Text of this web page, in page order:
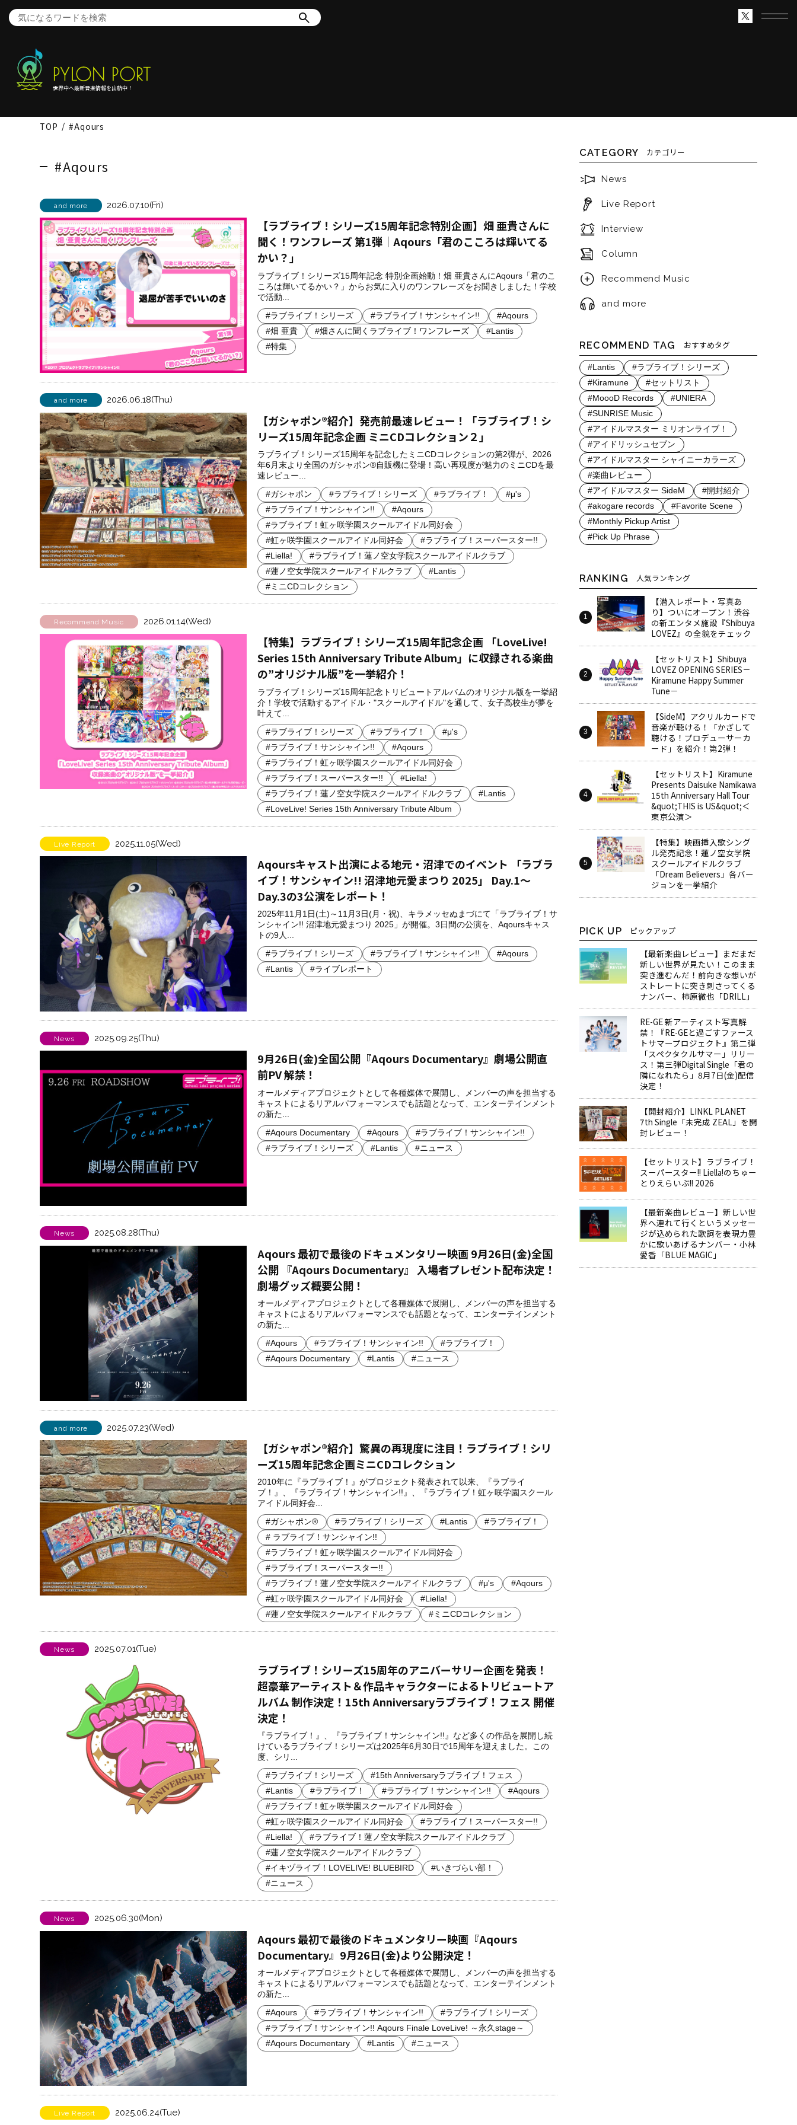
世界中へ最新音楽情報を出航中！
TOP #Aqours
#Aqours
and more 2026.07.10(Fri)
【ラブライブ！シリーズ15周年記念特別企画】畑 亜貴さんに
聞く！ワンフレーズ 第1弾｜Aqours「君のこころは輝いてる
かい？」
ラブライブ！シリーズ15周年記念 特別企画始動！畑 亜貴さんにAqours「君のこ
ころは輝いてるかい？」からお気に入りのワンフレーズをお聞きしました！学校
で活動...
#ラブライブ！シリーズ #ラブライブ！サンシャイン!!
#Aqours
#畑 亜貴
#畑さんに聞くラブライブ！ワンフレーズ
#Lantis
#特集
and more 2026.06.18(Thu)
【ガシャポン®紹介】発売前最速レビュー！「ラブライブ！シ
リーズ15周年記念企画 ミニCDコレクション２」
ラブライブ！シリーズ15周年を記念したミニCDコレクションの第2弾が、2026
年6月末より全国のガシャポン®自販機に登場！高い再現度が魅力のミニCDを最
速レビュー...
#ガシャポン #ラブライブ！シリーズ #ラブライブ！
#μ's
#ラブライブ！サンシャイン!!
#Aqours
#ラブライブ！虹ヶ咲学園スクールアイドル同好会
#虹ヶ咲学園スクールアイドル同好会
#ラブライブ！スーパースター!!
#Liella!
#ラブライブ！蓮ノ空女学院スクールアイドルクラブ
#蓮ノ空女学院スクールアイドルクラブ
#Lantis
#ミニCDコレクション
Recommend Music 2026.01.14(Wed)
【特集】ラブライブ！シリーズ15周年記念企画 「LoveLive!
Series 15th Anniversary Tribute Album」に収録される楽曲
の”オリジナル版”を一挙紹介！
ラブライブ！シリーズ15周年記念トリビュートアルバムのオリジナル版を一挙紹
介！学校で活動するアイドル・"スクールアイドル"を通して、女子高校生が夢を
叶えて...
#ラブライブ！シリーズ #ラブライブ！
#μ's
#ラブライブ！サンシャイン!!
#Aqours
#ラブライブ！虹ヶ咲学園スクールアイドル同好会
#ラブライブ！スーパースター!!
#Liella!
#ラブライブ！蓮ノ空女学院スクールアイドルクラブ
#Lantis
#LoveLive! Series 15th Anniversary Tribute Album
Live Report 2025.11.05(Wed)
Aqoursキャスト出演による地元・沼津でのイベント 「ラブラ
イブ！サンシャイン!! 沼津地元愛まつり 2025」 Day.1～
Day.3の3公演をレポート！
2025年11月1日(土)～11月3日(月・祝)、キラメッセぬまづにて「ラブライブ！サ
ンシャイン!! 沼津地元愛まつり 2025」が開催。3日間の公演を、Aqoursキャス
トの9人...
#ラブライブ！シリーズ #ラブライブ！サンシャイン!!
#Aqours
#Lantis
#ライブレポート
News 2025.09.25(Thu)
9月26日(金)全国公開『Aqours Documentary』劇場公開直
前PV 解禁！
オールメディアプロジェクトとして各種媒体で展開し、メンバーの声を担当する
キャストによるリアルパフォーマンスでも話題となって、エンターテインメント
の新た...
#Aqours Documentary #Aqours
#ラブライブ！サンシャイン!!
#ラブライブ！シリーズ
#Lantis #ニュース
News 2025.08.28(Thu)
Aqours 最初で最後のドキュメンタリー映画 9月26日(金)全国
公開 『Aqours Documentary』 入場者プレゼント配布決定！
劇場グッズ概要公開！
オールメディアプロジェクトとして各種媒体で展開し、メンバーの声を担当する
キャストによるリアルパフォーマンスでも話題となって、エンターテインメント
の新た...
#Aqours #ラブライブ！サンシャイン!!
#ラブライブ！
#Aqours Documentary
#Lantis #ニュース
and more 2025.07.23(Wed)
【ガシャポン®紹介】驚異の再現度に注目！ラブライブ！シリ
ーズ15周年記念企画ミニCDコレクション
2010年に『ラブライブ！』がプロジェクト発表されて以来、『ラブライ
ブ！』、『ラブライブ！サンシャイン!!』、『ラブライブ！虹ヶ咲学園スクール
アイドル同好会...
#ガシャポン® #ラブライブ！シリーズ #Lantis
#ラブライブ！
# ラブライブ！サンシャイン!!
#ラブライブ！虹ヶ咲学園スクールアイドル同好会
#ラブライブ！スーパースター!!
#ラブライブ！蓮ノ空女学院スクールアイドルクラブ
#μ's
#Aqours
#虹ヶ咲学園スクールアイドル同好会
#Liella!
#蓮ノ空女学院スクールアイドルクラブ
#ミニCDコレクション
News 2025.07.01(Tue)
ラブライブ！シリーズ15周年のアニバーサリー企画を発表！
超豪華アーティスト＆作品キャラクターによるトリビュートア
ルバム 制作決定！15th Anniversaryラブライブ！フェス 開催
決定！
『ラブライブ！』、『ラブライブ！サンシャイン!!』など多くの作品を展開し続
けているラブライブ！シリーズは2025年6月30日で15周年を迎えました。この
度、シリ...
#ラブライブ！シリーズ
#15th Anniversaryラブライブ！フェス
#Lantis
#ラブライブ！ #ラブライブ！サンシャイン!!
#Aqours
#ラブライブ！虹ヶ咲学園スクールアイドル同好会
#虹ヶ咲学園スクールアイドル同好会
#ラブライブ！スーパースター!!
#Liella!
#ラブライブ！蓮ノ空女学院スクールアイドルクラブ
#蓮ノ空女学院スクールアイドルクラブ
#イキヅライブ！LOVELIVE! BLUEBIRD
#いきづらい部！
#ニュース
News 2025.06.30(Mon)
Aqours 最初で最後のドキュメンタリー映画『Aqours
Documentary』9月26日(金)より公開決定！
オールメディアプロジェクトとして各種媒体で展開し、メンバーの声を担当する
キャストによるリアルパフォーマンスでも話題となって、エンターテインメント
の新た...
#Aqours #ラブライブ！サンシャイン!!
#ラブライブ！シリーズ
#ラブライブ！サンシャイン!! Aqours Finale LoveLive! ～永久stage～
#Aqours Documentary
#Lantis #ニュース
Live Report 2025.06.24(Tue)
CATEGORY カテゴリー
News
Live Report
Interview
Column
Recommend Music
and more
RECOMMEND TAG おすすめタグ
#Lantis
#ラブライブ！シリーズ
#Kiramune
#セットリスト
#MoooD Records
#UNIERA
#SUNRISE Music
#アイドルマスター ミリオンライブ！
#アイドリッシュセブン
#アイドルマスター シャイニーカラーズ
#楽曲レビュー
#アイドルマスター SideM
#開封紹介
#akogare records
#Favorite Scene
#Monthly Pickup Artist
#Pick Up Phrase
RANKING 人気ランキング
【潜入レポート・写真あ
り】ついにオープン！渋谷
の新エンタメ施設『Shibuya
LOVEZ』の全貌をチェック
【セットリスト】Shibuya
LOVEZ OPENING SERIES－
Kiramune Happy Summer
Tune－
【SideM】アクリルカードで
音楽が聴ける！「かざして
聴ける！プロデューサーカ
ード」を紹介！第2弾！
【セットリスト】Kiramune
Presents Daisuke Namikawa
15th Anniversary Hall Tour
&quot;THIS is US&quot;＜
東京公演＞
【特集】映画挿入歌シング
ル発売記念！蓮ノ空女学院
スクールアイドルクラブ
「Dream Believers」各バー
ジョンを一挙紹介
PICK UP ピックアップ
【最新楽曲レビュー】まだまだ
新しい世界が見たい！このまま
突き進むんだ！前向きな想いが
ストレートに突き刺さってくる
ナンバー、柿原徹也「DRILL」
RE-GE 新アーティスト写真解
禁！『RE-GEと過ごすファース
トサマープロジェクト』第二弾
「スペクタクルサマー」リリー
ス！第三弾Digital Single「君の
隣になれたら」8月7日(金)配信
決定！
【開封紹介】LINKL PLANET
7th Single「未完成 ZEAL」を開
封レビュー！
【セットリスト】ラブライブ！
スーパースター!! Liella!のちゅー
とりえらいぶ!! 2026
【最新楽曲レビュー】新しい世
界へ連れて行くというメッセー
ジが込められた歌詞を表現力豊
かに歌いあげるナンバー・小林
愛香「BLUE MAGIC」